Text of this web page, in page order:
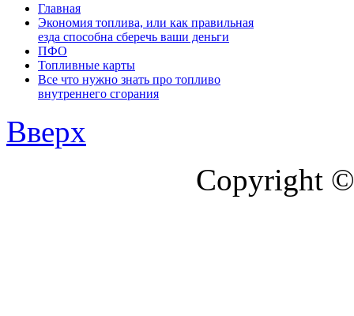
Главная
Экономия топлива, или как правильная
езда способна сберечь ваши деньги
ПФО
Топливные карты
Все что нужно знать про топливо
внутреннего сгорания
Вверх
Copyright